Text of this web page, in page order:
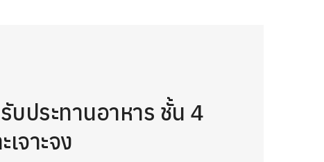
บประทานอาหาร ชั้น 4
จาะจง